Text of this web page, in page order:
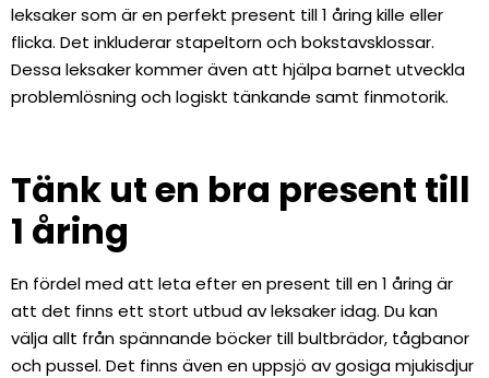
leksaker som är en perfekt present till 1 åring kille eller
flicka. Det inkluderar stapeltorn och bokstavsklossar.
Dessa leksaker kommer även att hjälpa barnet utveckla
problemlösning och logiskt tänkande samt finmotorik.
Tänk ut en bra present till
1 åring
En fördel med att leta efter en present till en 1 åring är
att det finns ett stort utbud av leksaker idag. Du kan
välja allt från spännande böcker till bultbrädor, tågbanor
och pussel. Det finns även en uppsjö av gosiga mjukisdjur